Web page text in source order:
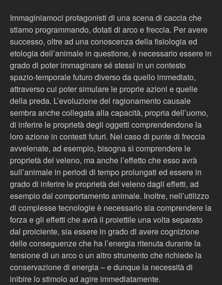
Immaginiamoci protagonisti di una scena di caccia che
stiamo programmando, dotati di arco e freccia. Per avere
successo, oltre ad una conoscenza della fisiologia ed
etologia dell’animale in questione, è necessario essere in
grado di poter immaginare sé stessi in un contesto
spazio-temporale futuro diverso da quello immediato,
attraverso cui poter simulare le proprie azioni e quelle
della preda. L’evoluzione del ragionamento causale
sembra anche collegata alla capacità, propria dell’uomo,
di inferire le proprietà degli oggetti comprendendone la
loro azione in contesti futuri. Nel caso di punte di freccia
avvelenate, ad esempio, bisogna sì comprendere le
proprietà del veleno, ma anche l’effetto che esso avrà
sull’animale in periodi di tempo prolungati ed essere in
grado di inferire le proprietà del veleno dagli effetti, ad
esempio dal comportamento animale. Inoltre, nell’utilizzo
di complesse tecnologie è necessario sia comprendere la
forza e gli effetti che avrà il proiettile una volta separato
dal proiciente, sia essere in grado di avere cognizione
delle conseguenze che ha l’energia ritenuta durante la
tensione di un arco o un altro strumento che richiede la
conservazione di energia – e dunque la necessità di
inibire lo stimolo ad agire immediatamente.